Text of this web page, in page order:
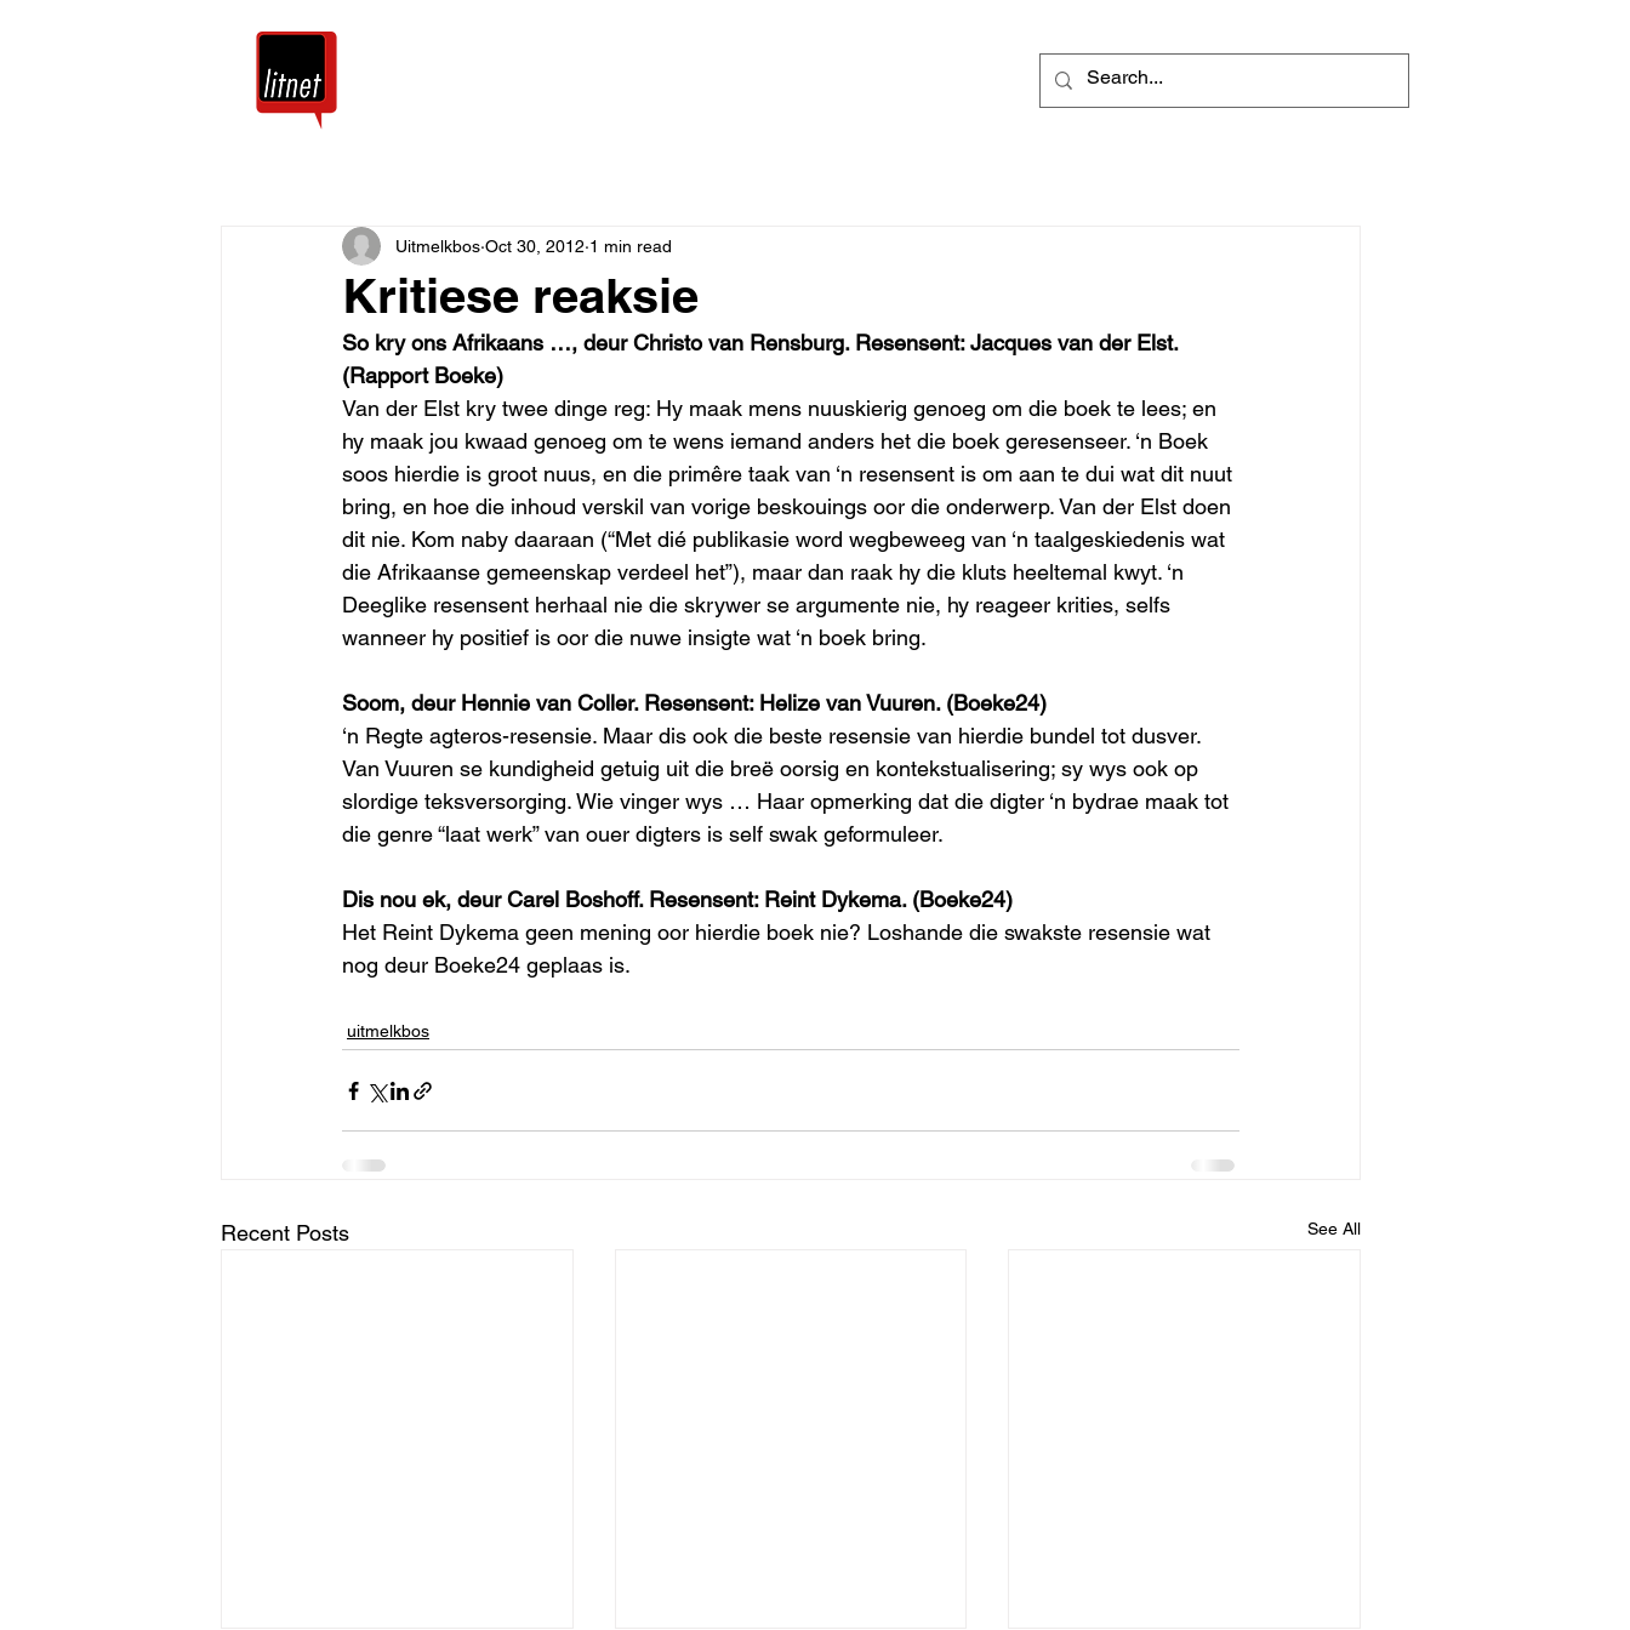
Kritiese reaksie
Uitmelkbos Oct 30, 2012 1 min read
So kry ons Afrikaans …, deur Christo van Rensburg. Resensent: Jacques van der Elst.
(Rapport Boeke)
Van der Elst kry twee dinge reg: Hy maak mens nuuskierig genoeg om die boek te lees; en
hy maak jou kwaad genoeg om te wens iemand anders het die boek geresenseer. ‘n Boek
soos hierdie is groot nuus, en die primêre taak van ‘n resensent is om aan te dui wat dit nuut
bring, en hoe die inhoud verskil van vorige beskouings oor die onderwerp. Van der Elst doen
dit nie. Kom naby daaraan (“Met dié publikasie word wegbeweeg van ‘n taalgeskiedenis wat
die Afrikaanse gemeenskap verdeel het”), maar dan raak hy die kluts heeltemal kwyt. ‘n
Deeglike resensent herhaal nie die skrywer se argumente nie, hy reageer krities, selfs
wanneer hy positief is oor die nuwe insigte wat ‘n boek bring.
Soom, deur Hennie van Coller. Resensent: Helize van Vuuren. (Boeke24)
‘n Regte agteros-resensie. Maar dis ook die beste resensie van hierdie bundel tot dusver.
Van Vuuren se kundigheid getuig uit die breë oorsig en kontekstualisering; sy wys ook op
slordige teksversorging. Wie vinger wys … Haar opmerking dat die digter ‘n bydrae maak tot
die genre “laat werk” van ouer digters is self swak geformuleer.
Dis nou ek, deur Carel Boshoff. Resensent: Reint Dykema. (Boeke24)
Het Reint Dykema geen mening oor hierdie boek nie? Loshande die swakste resensie wat
nog deur Boeke24 geplaas is.
uitmelkbos
Recent Posts See All